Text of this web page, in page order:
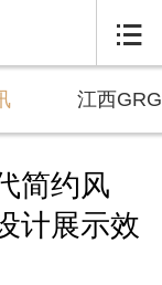

江西
简约风
计展示效